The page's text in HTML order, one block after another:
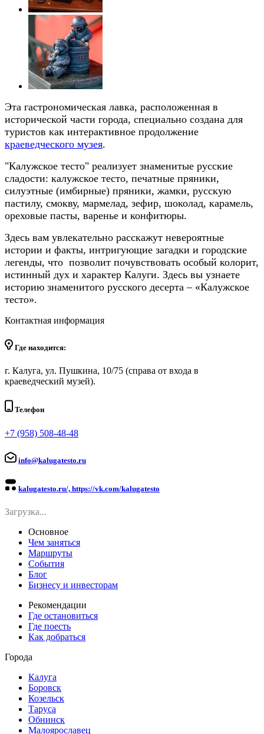
Эта гастрономическая лавка, расположенная в
исторической части города, специально создана для
туристов как интерактивное продолжение
краеведческого музея.
"Калужское тесто" реализует знаменитые русские
сладости: калужское тесто, печатные пряники,
силуэтные (имбирные) пряники, жамки, русскую
пастилу, смокву, мармелад, зефир, шоколад, карамель,
ореховые пасты, варенье и конфитюры.
Здесь вам увлекательно расскажут невероятные
истории и факты, интригующие загадки и городские
легенды, что позволит почувствовать особый колорит,
истинный дух и характер Калуги. Здесь вы узнаете
историю знаменитого русского десерта – «Калужское
тесто».
Контактная информация
Где находится:
г. Калуга, ул. Пушкина, 10/75 (справа от входа в
краеведческий музей).
Телефон
+7 (958) 508-48-48
info@kalugatesto.ru
kalugatesto.ru/, https://vk.com/kalugatesto
Загрузка...
Основное
Чем заняться
Маршруты
События
Блог
Бизнесу и инвесторам
Рекомендации
Где остановиться
Где поесть
Как добраться
Города
Калуга
Боровск
Козельск
Таруса
Обнинск
Малоярославец